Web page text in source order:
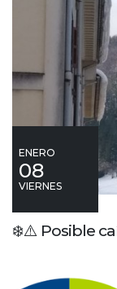
ENERO
08
VIERNES
❄️⚠️ Posible